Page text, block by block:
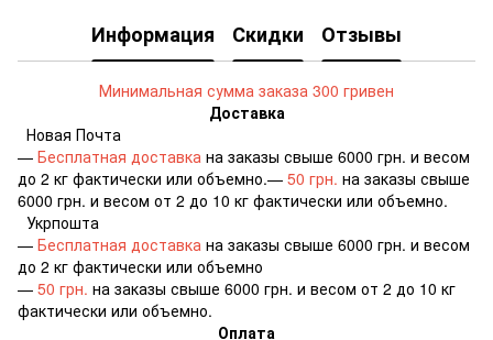
Информация Скидки Отзывы
Минимальная сумма заказа 300 гривен
Доставка
Новая Почта
— Бесплатная доставка на заказы свыше 6000 грн. и весом
до 2 кг фактически или объемно.— 50 грн. на заказы свыше
6000 грн. и весом от 2 до 10 кг фактически или объемно.
Укрпошта
— Бесплатная доставка на заказы свыше 6000 грн. и весом
до 2 кг фактически или объемно
— 50 грн. на заказы свыше 6000 грн. и весом от 2 до 10 кг
фактически или объемно.
Оплата